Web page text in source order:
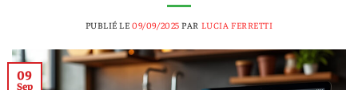
PUBLIÉ LE09/09/2025 PAR LUCIA FERRETTI
09
Sep